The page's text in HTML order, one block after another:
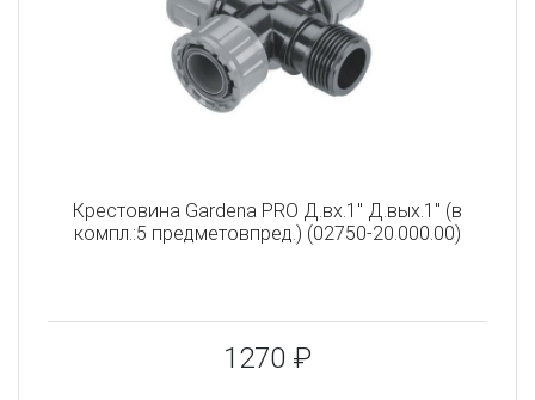
Крестовина Gardena PRO Д.вх.1" Д.вых.1" (в
компл.:5 предметовпред.) (02750-20.000.00)
1270 ₽